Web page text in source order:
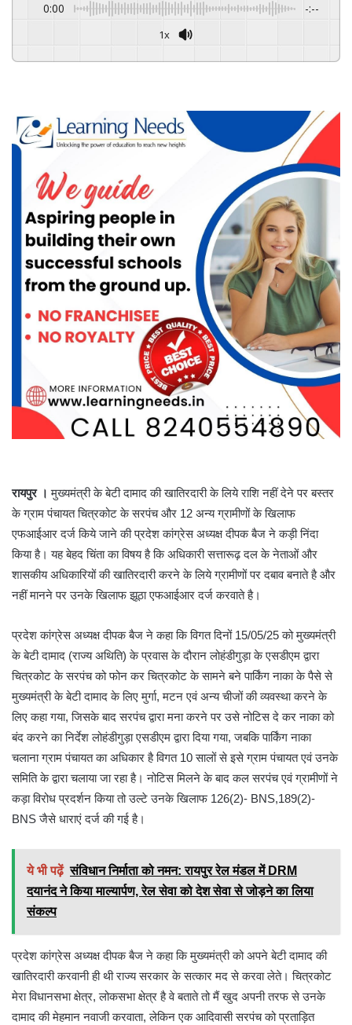
0:00 -:--
1x
रायपुर । मुख्यमंत्री के बेटी दामाद की खातिरदारी के लिये राशि नहीं देने पर बस्तर
के ग्राम पंचायत चित्रकोट के सरपंच और 12 अन्य ग्रामीणों के खिलाफ
एफआईआर दर्ज किये जाने की प्रदेश कांग्रेस अध्यक्ष दीपक बैज ने कड़ी निंदा
किया है। यह बेहद चिंता का विषय है कि अधिकारी सत्तारूढ़ दल के नेताओं और
शासकीय अधिकारियों की खातिरदारी करने के लिये ग्रामीणों पर दबाव बनाते है और
नहीं मानने पर उनके खिलाफ झूठा एफआईआर दर्ज करवाते है।
प्रदेश कांग्रेस अध्यक्ष दीपक बैज ने कहा कि विगत दिनों 15/05/25 को मुख्यमंत्री
के बेटी दामाद (राज्य अथिति) के प्रवास के दौरान लोहंडीगुड़ा के एसडीएम द्वारा
चित्रकोट के सरपंच को फोन कर चित्रकोट के सामने बने पार्किंग नाका के पैसे से
मुख्यमंत्री के बेटी दामाद के लिए मुर्गा, मटन एवं अन्य चीजों की व्यवस्था करने के
लिए कहा गया, जिसके बाद सरपंच द्वारा मना करने पर उसे नोटिस दे कर नाका को
बंद करने का निर्देश लोहंडीगुड़ा एसडीएम द्वारा दिया गया, जबकि पार्किंग नाका
चलाना ग्राम पंचायत का अधिकार है विगत 10 सालों से इसे ग्राम पंचायत एवं उनके
समिति के द्वारा चलाया जा रहा है। नोटिस मिलने के बाद कल सरपंच एवं ग्रामीणों ने
कड़ा विरोध प्रदर्शन किया तो उल्टे उनके खिलाफ 126(2)- BNS,189(2)-
BNS जैसे धाराएं दर्ज की गई है।
ये भी पढ़ें संविधान निर्माता को नमन: रायपुर रेल मंडल में DRM
दयानंद ने किया माल्यार्पण, रेल सेवा को देश सेवा से जोड़ने का लिया
संकल्प
प्रदेश कांग्रेस अध्यक्ष दीपक बैज ने कहा कि मुख्यमंत्री को अपने बेटी दामाद की
खातिरदारी करवानी ही थी राज्य सरकार के सत्कार मद से करवा लेते। चित्रकोट
मेरा विधानसभा क्षेत्र, लोकसभा क्षेत्र है वे बताते तो मैं खुद अपनी तरफ से उनके
दामाद की मेहमान नवाजी करवाता, लेकिन एक आदिवासी सरपंच को प्रताड़ित